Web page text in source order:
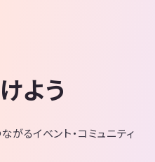
よう
がるイベント・コミュニティ